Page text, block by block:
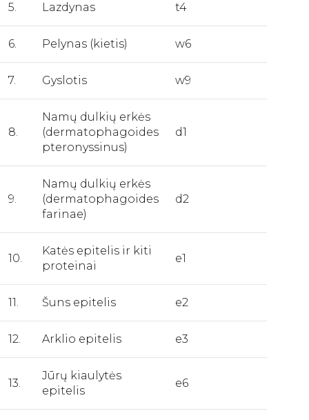
5. Lazdynas t4
6. Pelynas (kietis) w6
7. Gyslotis w9
8.
Namų dulkių erkės
(dermatophagoides
pteronyssinus)
d1
9.
Namų dulkių erkės
(dermatophagoides
farinae)
d2
10.
Katės epitelis ir kiti
proteinai
e1
11. Šuns epitelis e2
12. Arklio epitelis e3
13.
Jūrų kiaulytės
epitelis
e6